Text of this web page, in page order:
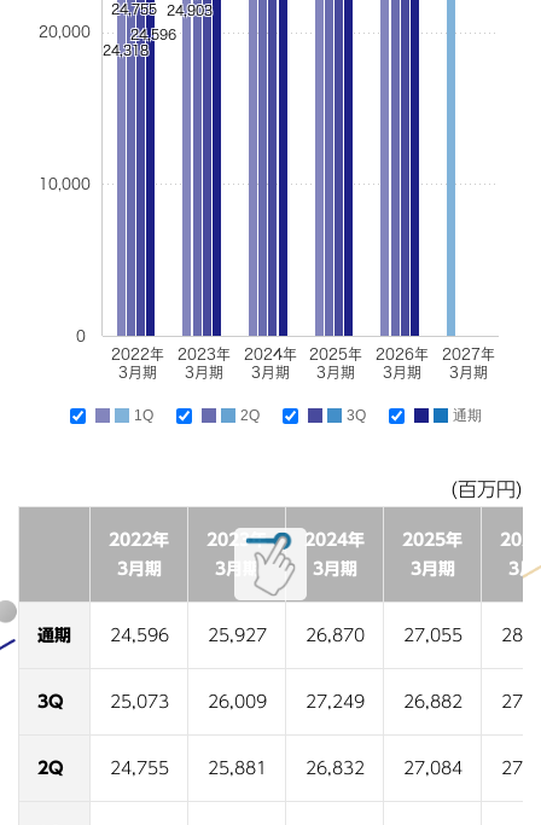
2022年
3月期
2023年
3月期
2024年
3月期
2025年
3月期
2026年
3月期
2027年
3月期
0
10,000
20,000
24,318
24,903
24,755
24,596
1Q 2Q 3Q 通期
(百万円)
2022年
3月期
2023年
3月期
2024年
3月期
2025年
3月期
3月
通期 24,596 25,927 26,870 27,055
3Q 25,073 26,009 27,249 26,882
2Q 24,755 25,881 26,832 27,084